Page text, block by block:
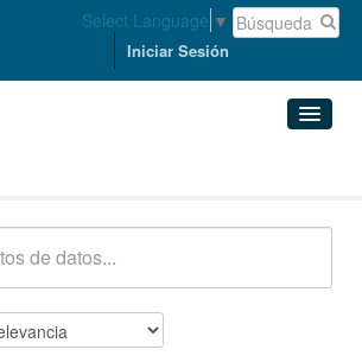
Select Language ▼
Iniciar Sesión